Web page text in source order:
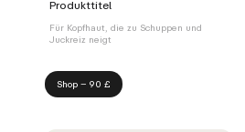
Produkttitel
Für Kopfhaut, die zu Schuppen und
Juckreiz neigt
Shop – 90 £